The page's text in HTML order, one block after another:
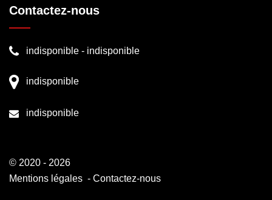
Contactez-nous
indisponible - indisponible
indisponible
indisponible
© 2020 - 2026
Mentions légales - Contactez-nous